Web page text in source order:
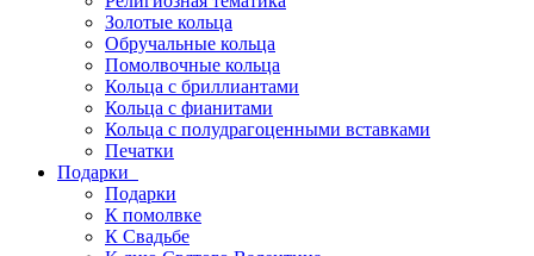
Золотые кольца
Обручальные кольца
Помолвочные кольца
Кольца с бриллиантами
Кольца с фианитами
Кольца с полудрагоценными вставками
Печатки
Подарки
Подарки
К помолвке
К Свадьбе